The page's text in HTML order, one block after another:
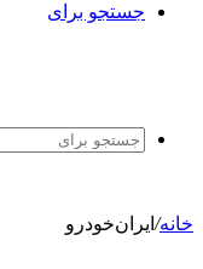
جستجو برای
خانه/ ایران‌خودرو